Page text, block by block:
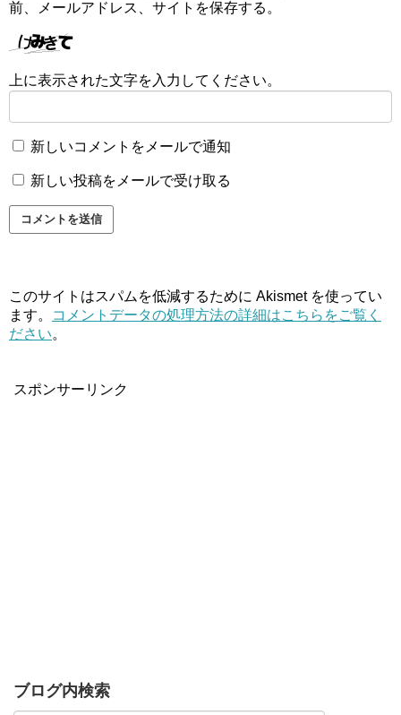
前、メールアドレス、サイトを保存する。
上に表示された文字を入力してください。
新しいコメントをメールで通知
新しい投稿をメールで受け取る
このサイトはスパムを低減するために Akismet を使ってい
ます。
コメントデータの処理方法の詳細はこちらをご覧く
ださい。
スポンサーリンク
ブログ内検索